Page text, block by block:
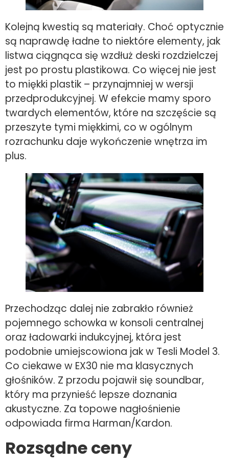
Kolejną kwestią są materiały. Choć optycznie
są naprawdę ładne to niektóre elementy, jak
listwa ciągnąca się wzdłuż deski rozdzielczej
jest po prostu plastikowa. Co więcej nie jest
to miękki plastik – przynajmniej w wersji
przedprodukcyjnej. W efekcie mamy sporo
twardych elementów, które na szczęście są
przeszyte tymi miękkimi, co w ogólnym
rozrachunku daje wykończenie wnętrza im
plus.
Przechodząc dalej nie zabrakło również
pojemnego schowka w konsoli centralnej
oraz ładowarki indukcyjnej, która jest
podobnie umiejscowiona jak w Tesli Model 3.
Co ciekawe w EX30 nie ma klasycznych
głośników. Z przodu pojawił się soundbar,
który ma przynieść lepsze doznania
akustyczne. Za topowe nagłośnienie
odpowiada firma Harman/Kardon.
Rozsądne ceny